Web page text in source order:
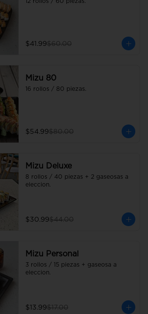
$41.99$60.00
Mizu 80
16 rollos / 80 piezas.
$54.99$80.00
Mizu Deluxe
8 rollos / 40 piezas + 2 gaseosas a
eleccion.
$30.99$44.00
Mizu Personal
3 rollos / 15 piezas + gaseosa a
eleccion.
$13.99$17.00